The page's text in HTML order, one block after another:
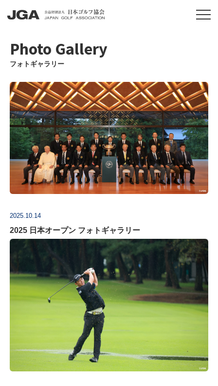
Photo Gallery
フォトギャラリー
2025.10.14
2025 日本オープン フォトギャラリー